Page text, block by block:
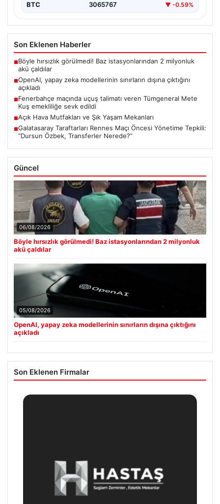
BTC 3065767 ▼ -0.59%
Son Eklenen Haberler
■Böyle hırsızlık görülmedi! Baz istasyonlarından 2 milyonluk
akü çaldılar
■OpenAI, yapay zeka modellerinin sınırların dışına çıktığını
açıkladı
■Fenerbahçe maçında uçuş talimatı veren Tümgeneral Mete
Kuş emekliliğe sevk edildi
■Açık Hava Mutfakları ve Şık Yaşam Mekanları
■Galatasaray Taraftarları Rennes Maçı Öncesi Yönetime Tepkili:
“Dursun Özbek, Transferler Nerede?”
Güncel
06/08/2026
Böyle hırsızlık görülmedi! Baz istasyonlarından 2 milyonluk
akü çaldılar
05/08/2026
OpenAI, yapay zeka modellerinin sınırların dışına çıktığını
açıkladı
Son Eklenen Firmalar